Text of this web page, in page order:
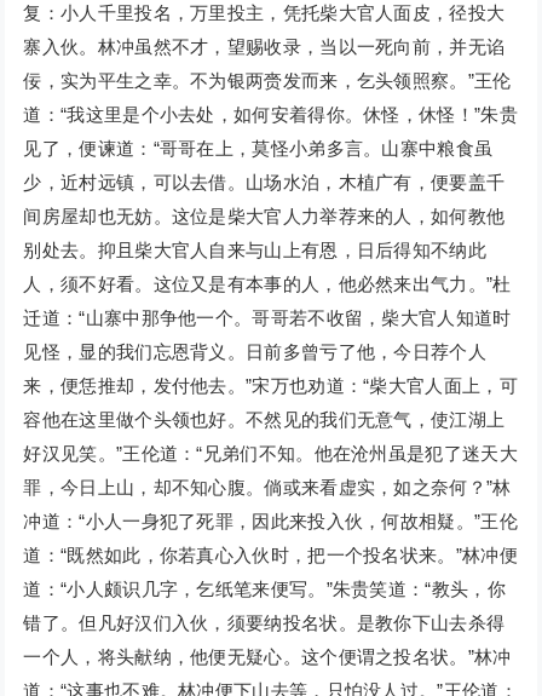
复：小人千里投名，万里投主，凭托柴大官人面皮，径投大
寨入伙。林冲虽然不才，望赐收录，当以一死向前，并无谄
佞，实为平生之幸。不为银两赍发而来，乞头领照察。”王伦
道：“我这里是个小去处，如何安着得你。休怪，休怪！”朱贵
见了，便谏道：“哥哥在上，莫怪小弟多言。山寨中粮食虽
少，近村远镇，可以去借。山场水泊，木植广有，便要盖千
间房屋却也无妨。这位是柴大官人力举荐来的人，如何教他
别处去。抑且柴大官人自来与山上有恩，日后得知不纳此
人，须不好看。这位又是有本事的人，他必然来出气力。”杜
迁道：“山寨中那争他一个。哥哥若不收留，柴大官人知道时
见怪，显的我们忘恩背义。日前多曾亏了他，今日荐个人
来，便恁推却，发付他去。”宋万也劝道：“柴大官人面上，可
容他在这里做个头领也好。不然见的我们无意气，使江湖上
好汉见笑。”王伦道：“兄弟们不知。他在沧州虽是犯了迷天大
罪，今日上山，却不知心腹。倘或来看虚实，如之奈何？”林
冲道：“小人一身犯了死罪，因此来投入伙，何故相疑。”王伦
道：“既然如此，你若真心入伙时，把一个投名状来。”林冲便
道：“小人颇识几字，乞纸笔来便写。”朱贵笑道：“教头，你
错了。但凡好汉们入伙，须要纳投名状。是教你下山去杀得
一个人，将头献纳，他便无疑心。这个便谓之投名状。”林冲
道：“这事也不难。林冲便下山去等，只怕没人过。”王伦道：